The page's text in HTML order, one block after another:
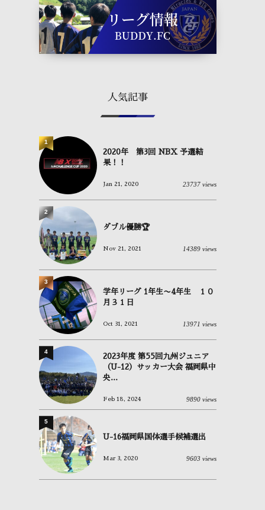
人気記事
2020年 第3回 NBX 予選結
果！！
Jan 21, 2020 23737 views
1
ダブル優勝🏆
Nov 21, 2021 14389 views
2
学年リーグ 1年生〜4年生 １０
月３１日
Oct 31, 2021 13971 views
3
2023年度 第55回九州ジュニア
（U-12）サッカー大会 福岡県中
央...
Feb 18, 2024 9890 views
4
U-16福岡県国体選手候補選出
Mar 3, 2020 9603 views
5